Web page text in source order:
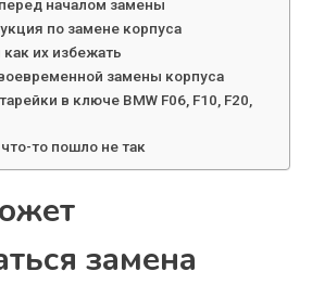
началом замены
по замене корпуса
их избежать
замены корпуса
в ключе BMW F06, F10, F20,
то пошло не так
замена